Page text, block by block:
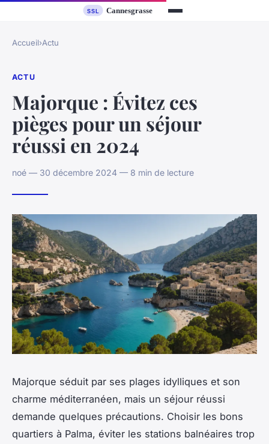
Accueil›Actu
ACTU
Majorque : Évitez ces
pièges pour un séjour
réussi en 2024
noé — 30 décembre 2024 — 8 min de lecture
Majorque séduit par ses plages idylliques et son
charme méditerranéen, mais un séjour réussi
demande quelques précautions. Choisir les bons
quartiers à Palma, éviter les stations balnéaires trop